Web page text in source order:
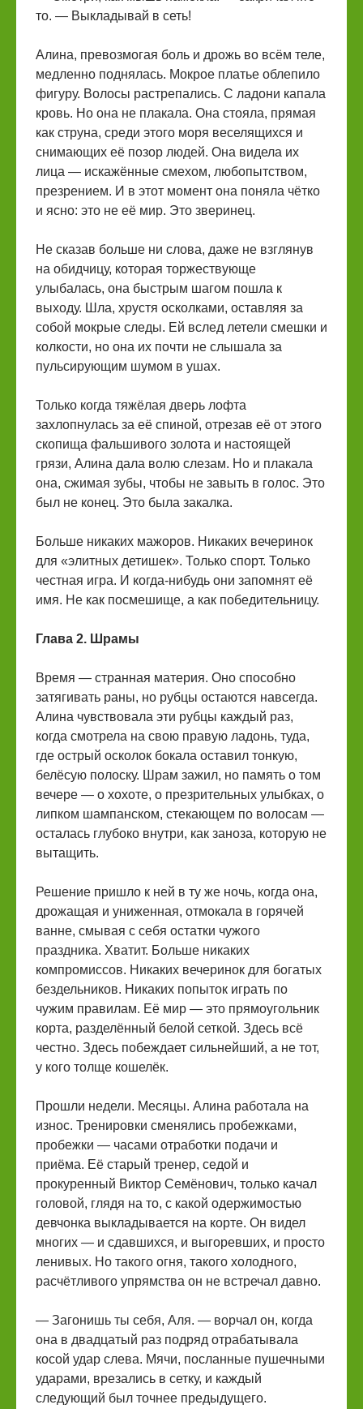
то. — Выкладывай в сеть!
Алина, превозмогая боль и дрожь во всём теле,
медленно поднялась. Мокрое платье облепило
фигуру. Волосы растрепались. С ладони капала
кровь. Но она не плакала. Она стояла, прямая
как струна, среди этого моря веселящихся и
снимающих её позор людей. Она видела их
лица — искажённые смехом, любопытством,
презрением. И в этот момент она поняла чётко
и ясно: это не её мир. Это зверинец.
Не сказав больше ни слова, даже не взглянув
на обидчицу, которая торжествующе
улыбалась, она быстрым шагом пошла к
выходу. Шла, хрустя осколками, оставляя за
собой мокрые следы. Ей вслед летели смешки и
колкости, но она их почти не слышала за
пульсирующим шумом в ушах.
Только когда тяжёлая дверь лофта
захлопнулась за её спиной, отрезав её от этого
скопища фальшивого золота и настоящей
грязи, Алина дала волю слезам. Но и плакала
она, сжимая зубы, чтобы не завыть в голос. Это
был не конец. Это была закалка.
Больше никаких мажоров. Никаких вечеринок
для «элитных детишек». Только спорт. Только
честная игра. И когда-нибудь они запомнят её
имя. Не как посмешище, а как победительницу.
Глава 2. Шрамы
Время — странная материя. Оно способно
затягивать раны, но рубцы остаются навсегда.
Алина чувствовала эти рубцы каждый раз,
когда смотрела на свою правую ладонь, туда,
где острый осколок бокала оставил тонкую,
белёсую полоску. Шрам зажил, но память о том
вечере — о хохоте, о презрительных улыбках, о
липком шампанском, стекающем по волосам —
осталась глубоко внутри, как заноза, которую не
вытащить.
Решение пришло к ней в ту же ночь, когда она,
дрожащая и униженная, отмокала в горячей
ванне, смывая с себя остатки чужого
праздника. Хватит. Больше никаких
компромиссов. Никаких вечеринок для богатых
бездельников. Никаких попыток играть по
чужим правилам. Её мир — это прямоугольник
корта, разделённый белой сеткой. Здесь всё
честно. Здесь побеждает сильнейший, а не тот,
у кого толще кошелёк.
Прошли недели. Месяцы. Алина работала на
износ. Тренировки сменялись пробежками,
пробежки — часами отработки подачи и
приёма. Её старый тренер, седой и
прокуренный Виктор Семёнович, только качал
головой, глядя на то, с какой одержимостью
девчонка выкладывается на корте. Он видел
многих — и сдавшихся, и выгоревших, и просто
ленивых. Но такого огня, такого холодного,
расчётливого упрямства он не встречал давно.
— Загонишь ты себя, Аля. — ворчал он, когда
она в двадцатый раз подряд отрабатывала
косой удар слева. Мячи, посланные пушечными
ударами, врезались в сетку, и каждый
следующий был точнее предыдущего.